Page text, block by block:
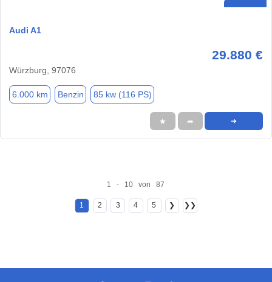
Audi A1
29.880 €
Würzburg, 97076
6.000 km Benzin 85 kw (116 PS)
★ ➦ ➜
1 - 10 von 87
1 2 3 4 5 ❯ ❯❯